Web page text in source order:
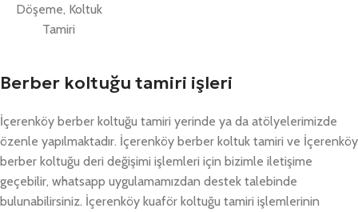
Döşeme, Koltuk
Tamiri
Berber koltuğu tamiri işleri
İçerenköy berber koltuğu tamiri yerinde ya da atölyelerimizde
özenle yapılmaktadır. İçerenköy berber koltuk tamiri ve İçerenköy
berber koltuğu deri değişimi işlemleri için bizimle iletişime
geçebilir, whatsapp uygulamamızdan destek talebinde
bulunabilirsiniz. İçerenköy kuaför koltuğu tamiri işlemlerinin